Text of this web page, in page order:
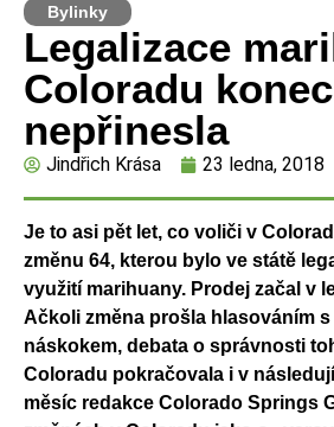
Bylinky
Legalizace
Coloradu
nepřinesla
Jindřich Krása 23 ledna, 2018
Je to asi pět let, co voliči v
změnu 64, kterou bylo ve státě
využití marihuany. Prodej začal v
Ačkoli změna prošla hlasováním
náskokem, debata o správnosti
Coloradu pokračovala i v
měsíc redakce Colorado Springs